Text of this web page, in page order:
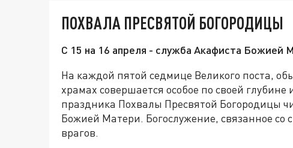
ПОХВАЛА ПРЕСВЯТОЙ БОГОРОДИЦЫ
С 15 на 16 апреля - служба Акафиста Божией
На каждой пятой седмице Великого поста,
храмах совершается особое по своей
праздника Похвалы Пресвятой Богородицы
Божией Матери. Богослужение, связанное со
врагов.